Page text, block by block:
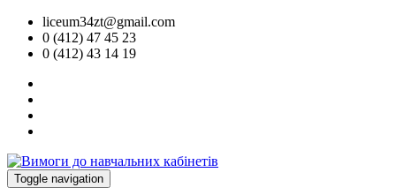
liceum34zt@gmail.com
0 (412) 47 45 23
0 (412) 43 14 19
Toggle navigation